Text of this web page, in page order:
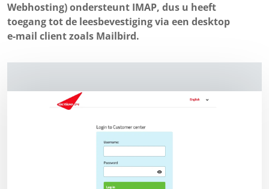
Webhosting) ondersteunt IMAP, dus u heeft
toegang tot de leesbevestiging via een desktop
e-mail client zoals Mailbird.